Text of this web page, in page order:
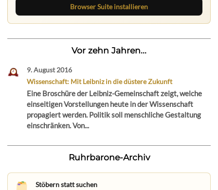
Browser Suite installieren
Vor zehn Jahren...
9. August 2016
Wissenschaft: Mit Leibniz in die düstere Zukunft
Eine Broschüre der Leibniz-Gemeinschaft zeigt, welche
einseitigen Vorstellungen heute in der Wissenschaft
propagiert werden. Politik soll menschliche Gestaltung
einschränken. Von...
Ruhrbarone-Archiv
Stöbern statt suchen